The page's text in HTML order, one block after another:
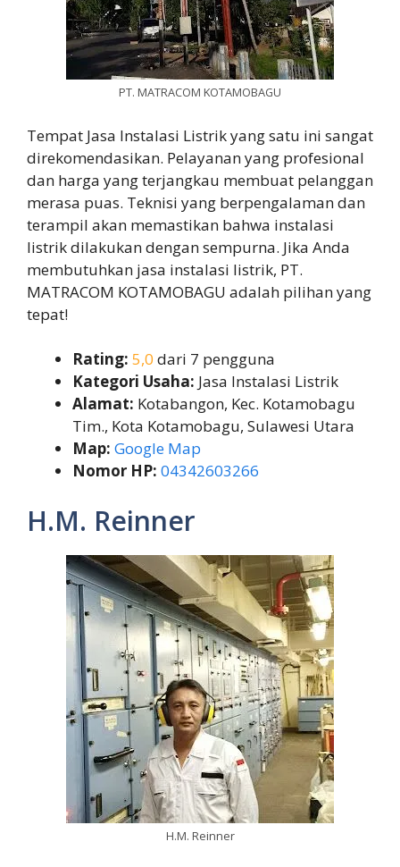
PT. MATRACOM KOTAMOBAGU
Tempat Jasa Instalasi Listrik yang satu ini sangat
direkomendasikan. Pelayanan yang profesional
dan harga yang terjangkau membuat pelanggan
merasa puas. Teknisi yang berpengalaman dan
terampil akan memastikan bahwa instalasi
listrik dilakukan dengan sempurna. Jika Anda
membutuhkan jasa instalasi listrik, PT.
MATRACOM KOTAMOBAGU adalah pilihan yang
tepat!
Rating: 5,0 dari 7 pengguna
Kategori Usaha: Jasa Instalasi Listrik
Alamat: Kotabangon, Kec. Kotamobagu
Tim., Kota Kotamobagu, Sulawesi Utara
Map: Google Map
Nomor HP: 04342603266
H.M. Reinner
H.M. Reinner